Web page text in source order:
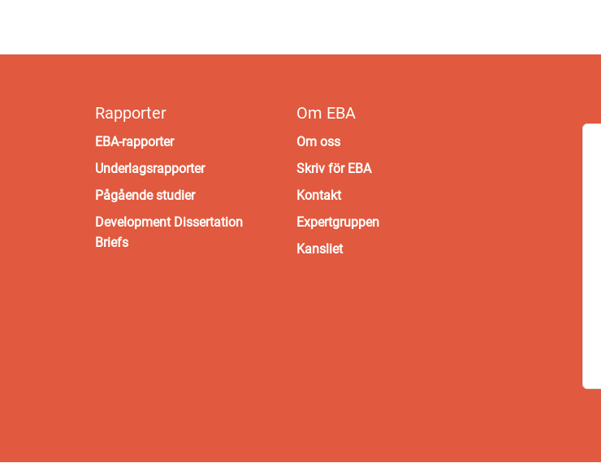
Rapporter
EBA-rapporter
Underlagsrapporter
Pågående studier
Development Dissertation
Briefs
Om EBA
Om oss
Skriv för EBA
Kontakt
Expertgruppen
Kansliet